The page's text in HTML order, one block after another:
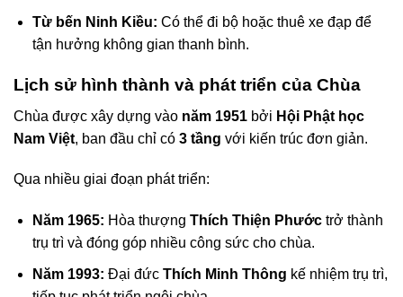
Từ bến Ninh Kiều: Có thể đi bộ hoặc thuê xe đạp để
tận hưởng không gian thanh bình.
Lịch sử hình thành và phát triển của Chùa
Chùa được xây dựng vào năm 1951 bởi Hội Phật học
Nam Việt, ban đầu chỉ có 3 tầng với kiến trúc đơn giản.
Qua nhiều giai đoạn phát triển:
Năm 1965: Hòa thượng Thích Thiện Phướctrở thành
trụ trì và đóng góp nhiều công sức cho chùa.
Năm 1993: Đại đức Thích Minh Thông kế nhiệm trụ trì,